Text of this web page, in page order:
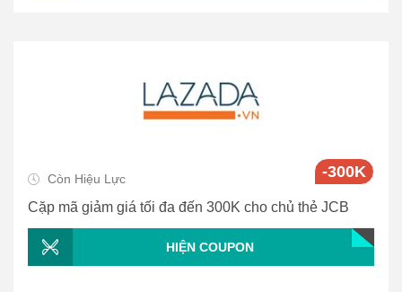
Còn Hiệu Lực -300K
Cặp mã giảm giá tối đa đến 300K cho chủ thẻ JCB
HIỆN COUPON